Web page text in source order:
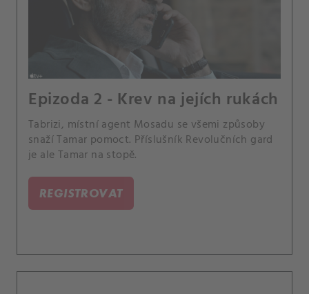
Epizoda 2 - Krev na jejích rukách
Tabrizi, místní agent Mosadu se všemi způsoby
snaží Tamar pomoct. Příslušník Revolučních gard
je ale Tamar na stopě.
REGISTROVAT